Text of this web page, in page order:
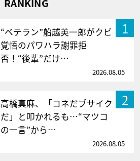
RANKING
1
“ベテラン”船越英一郎がクビ
覚悟のパワハラ謝罪拒
否！“後輩”だけ…
2026.08.05
2
高橋真麻、「コネだブサイク
だ」と叩かれるも…“マツコ
の一言”から…
2026.08.05